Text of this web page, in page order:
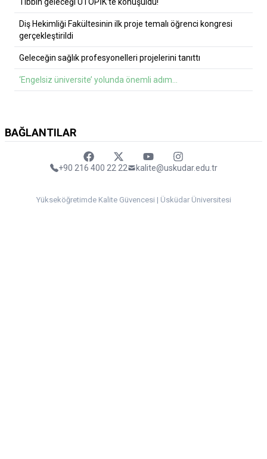
Diş Hekimliği Fakültesinin ilk proje temalı öğrenci kongresi
gerçekleştirildi
Geleceğin sağlık profesyonelleri projelerini tanıttı
‘Engelsiz üniversite’ yolunda önemli adım…
BAĞLANTILAR
FaceebokTwitterYoutubeInstagram
+90 216 400 22 22 kalite@uskudar.edu.tr
Yükseköğretimde Kalite Güvencesi | Üsküdar Üniversitesi